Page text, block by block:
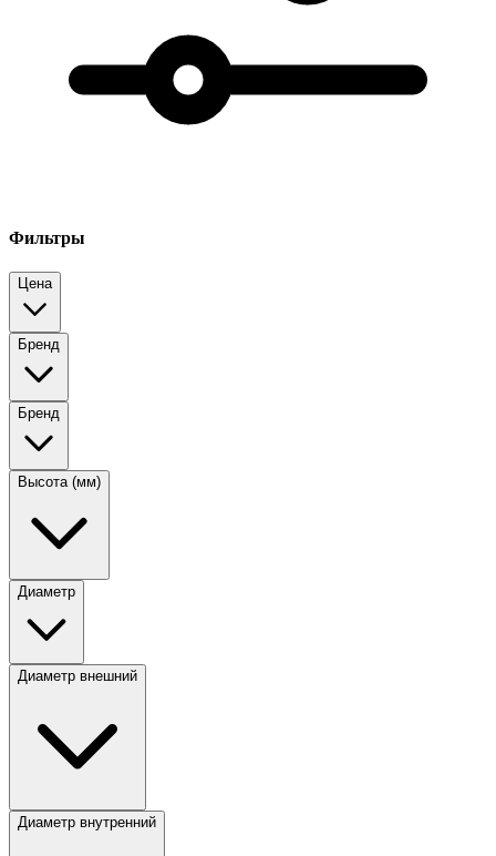
Фильтры
Цена
Бренд
Бренд
Высота (мм)
Диаметр
Диаметр внешний
Диаметр внутренний